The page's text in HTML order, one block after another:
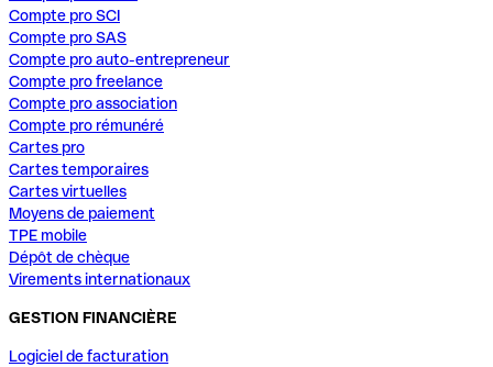
Compte pro SCI
Compte pro SAS
Compte pro auto-entrepreneur
Compte pro freelance
Compte pro association
Compte pro rémunéré
Cartes pro
Cartes temporaires
Cartes virtuelles
Moyens de paiement
TPE mobile
Dépôt de chèque
Virements internationaux
GESTION FINANCIÈRE
Logiciel de facturation